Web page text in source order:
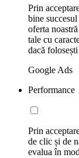
Prin
bine
oferta
tale cu
dacă
Google Ads
Performance
Prin
de clic și de
evalua în